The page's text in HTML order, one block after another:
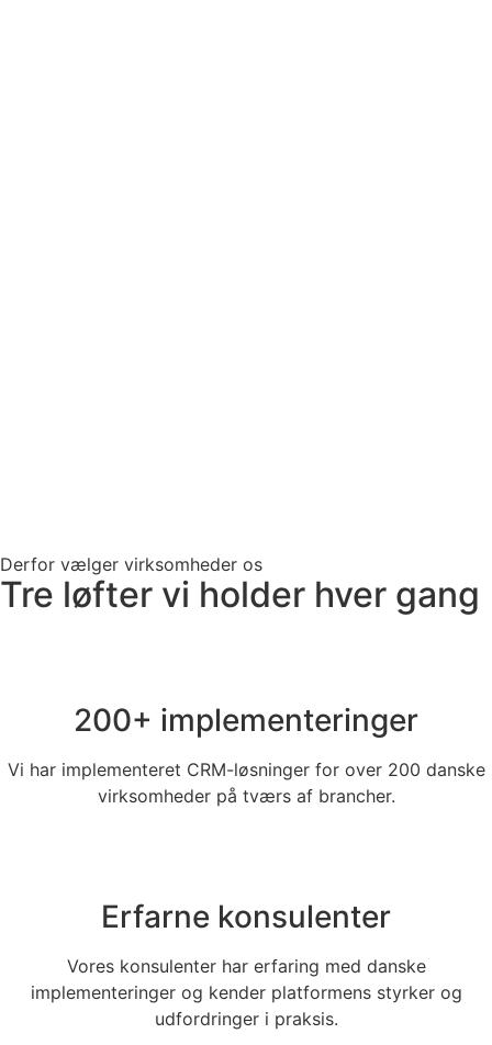
Derfor vælger virksomheder os
Tre løfter vi holder hver gang
200+ implementeringer
Vi har implementeret CRM-løsninger for over 200 danske
virksomheder på tværs af brancher.
Erfarne konsulenter
Vores konsulenter har erfaring med danske
implementeringer og kender platformens styrker og
udfordringer i praksis.